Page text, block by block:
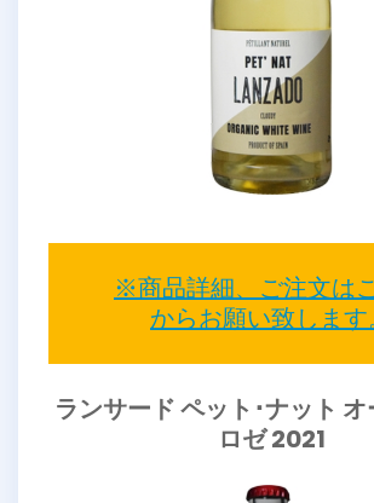
※商品詳細、ご注文は
からお願い致します
ランサード ペット･ナット
ロゼ 2021